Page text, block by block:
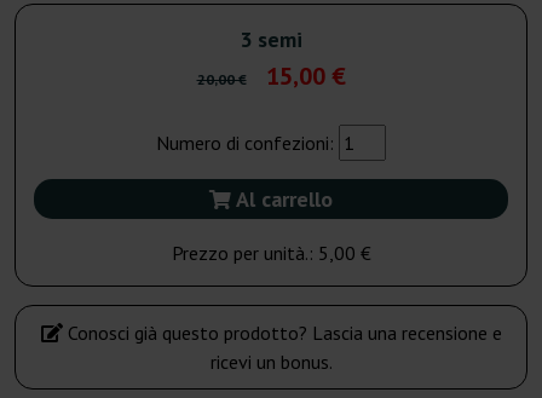
3 semi
20,00 € 15,00 €
Numero di confezioni:
Al carrello
Prezzo per unità.: 5,00 €
Conosci già questo prodotto? Lascia una recensione e
ricevi un bonus.